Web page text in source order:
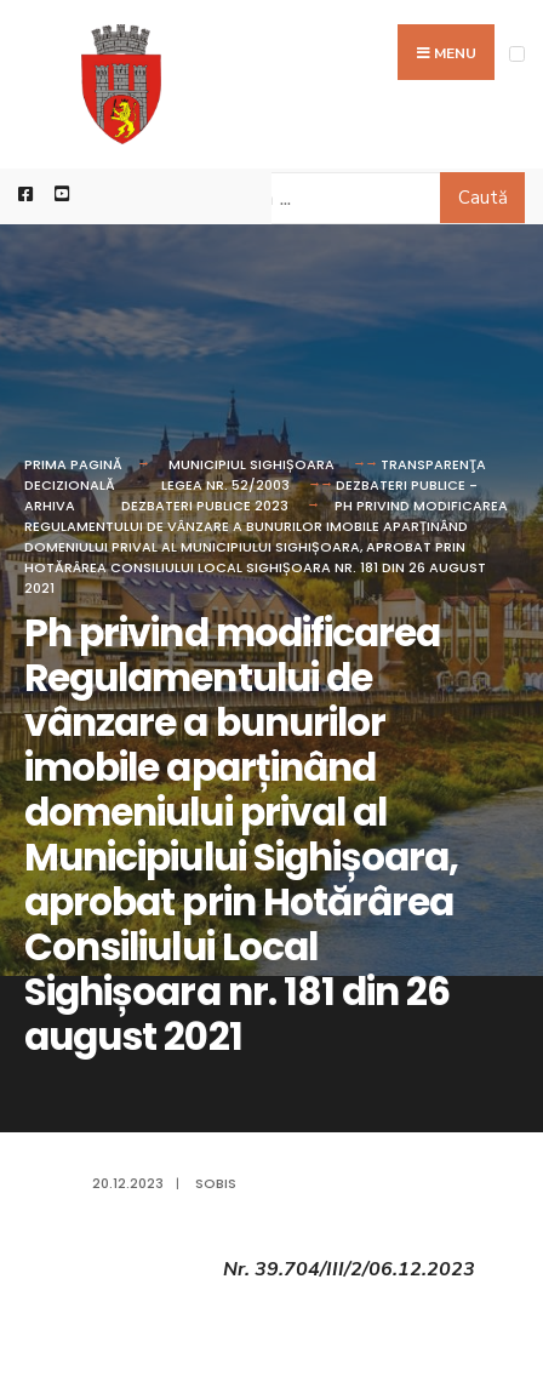
MENU
Caută
PRIMA PAGINĂ MUNICIPIUL SIGHIȘOARA
TRANSPARENŢA
DECIZIONALĂ
LEGEA NR. 52/2003
DEZBATERI PUBLICE -
ARHIVA
DEZBATERI PUBLICE 2023
PH PRIVIND MODIFICAREA
REGULAMENTULUI DE VÂNZARE A BUNURILOR IMOBILE APARȚINÂND
DOMENIULUI PRIVAL AL MUNICIPIULUI SIGHIȘOARA, APROBAT PRIN
HOTĂRÂREA CONSILIULUI LOCAL SIGHIȘOARA NR. 181 DIN 26 AUGUST
2021
Ph privind modificarea
Regulamentului de
vânzare a bunurilor
imobile aparținând
domeniului prival al
Municipiului Sighișoara,
aprobat prin Hotărârea
Consiliului Local
Sighișoara nr. 181 din 26
august 2021
20.12.2023 | SOBIS
Nr. 39.704/III/2/06.12.2023